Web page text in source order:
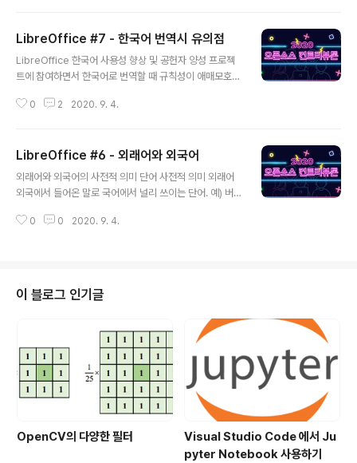
관리 시스템인 Git과 밀접하게 통합된다. 게릿은 또 다른
코드 리뷰 툴인 Rietveld의 포크이다. "게릿"은 Rietveld
라는 명칭의 유래가 된 네덜란드 디자이너 헤릿 릿벨트(G
설정 LibreOffice 에서 Gerrit 을 설정하는 방법..
LibreOffice #7 - 한국어 번역시 유의점
LibreOffice 한국어 사용성 향상 및 공헌자 양성 프로젝
트에 참여하면서 한국어로 번역할 때 규칙성이 애매모호한
소프트웨어 396호' 책 내용 중 일부를 발췌하고 한국어 번
과의 보안회사 입문기 – 권해인' 챕터의 내용을 정리한다.
리버싱 랩스 코리아 제품 브로셔에 사용된 용어 번역의 사
례이다. 외국어와 외래어의 구분 외국어와 외래어를 구분
우가 많다. 가령 '카페'나 '빵' 같이 해당 단어를 지칭하는 별
0 2 2020. 9. 4.
LibreOffice #6 - 외래어와 외국어
외래어와 외국어의 사전적 의미 단어 사전적 의미 외래어
외국에서 들어온 말로 국어에서 널리 쓰이는 단어. 예) 버
나라에서 사용하고 있는 말로 영어, 일본어, 중국어, 프랑스
를 들어 언어 사회 전체의 소통의 효율성과 통일성을 기준
으로 할 때, 표준어와 방언이 구분된다. 방언은 다시 지역
특성에 따라 드러나는 차이를 기준으로 한 지역방언과 남
성이나 여성 또는 연령, 직업에 따른 차이 등 여러 변수에
의한 사회 방언으로..
0 0 2020. 9. 4.
이 블로그 인기글
OpenCV의 다양한 필터
Visual Studio Code 에서 Ju
pyter Notebook 사용하기